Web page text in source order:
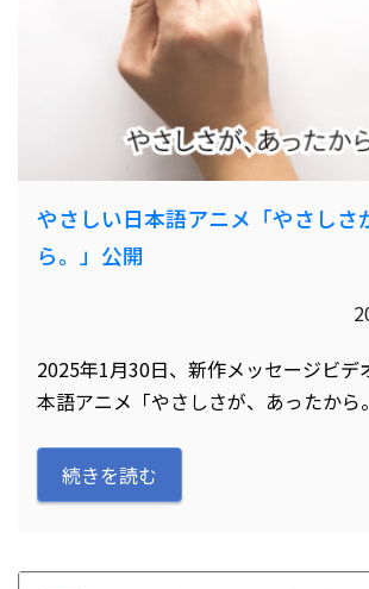
やさしい日本語アニメ「やさしさ
ら。」公開
2025年1月30日、新作メッセージビデ
本語アニメ「やさしさが、あったから
続きを読む